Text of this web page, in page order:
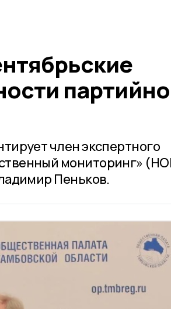
член экспертного
мониторинг»
Пеньков.